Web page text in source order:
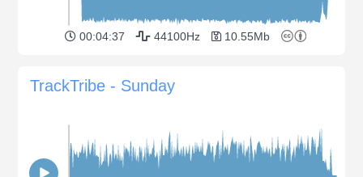
00:04:37 44100Hz 10.55Mb
TrackTribe - Sunday